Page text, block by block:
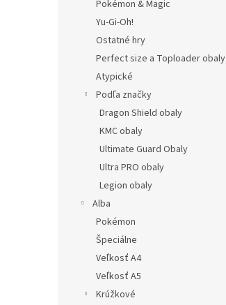
Pokémon & Magic
Yu-Gi-Oh!
Ostatné hry
Perfect size a Toploader obaly
Atypické
Podľa značky
Dragon Shield obaly
KMC obaly
Ultimate Guard Obaly
Ultra PRO obaly
Legion obaly
Alba
Pokémon
Špeciálne
Veľkosť A4
Veľkosť A5
Krúžkové